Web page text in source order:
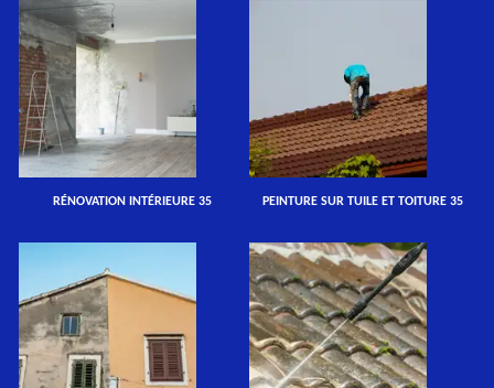
RÉNOVATION INTÉRIEURE 35 PEINTURE SUR TUILE ET TOITURE 35